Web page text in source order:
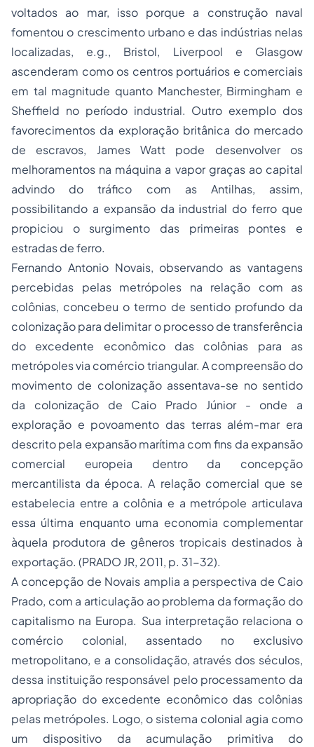
voltados ao mar, isso porque a construção naval
fomentou o crescimento urbano e das indústrias nelas
localizadas, e.g., Bristol, Liverpool e Glasgow
ascenderam como os centros portuários e comerciais
em tal magnitude quanto Manchester, Birmingham e
Sheffield no período industrial. Outro exemplo dos
favorecimentos da exploração britânica do mercado
de escravos, James Watt pode desenvolver os
melhoramentos na máquina a vapor graças ao capital
advindo do tráfico com as Antilhas, assim,
possibilitando a expansão da industrial do ferro que
propiciou o surgimento das primeiras pontes e
estradas de ferro.
Fernando Antonio Novais, observando as vantagens
percebidas pelas metrópoles na relação com as
colônias, concebeu o termo de sentido profundo da
colonização para delimitar o processo de transferência
do excedente econômico das colônias para as
metrópoles via comércio triangular. A compreensão do
movimento de colonização assentava-se no sentido
da colonização de Caio Prado Júnior - onde a
exploração e povoamento das terras além-mar era
descrito pela expansão marítima com fins da expansão
comercial europeia dentro da concepção
mercantilista da época. A relação comercial que se
estabelecia entre a colônia e a metrópole articulava
essa última enquanto uma economia complementar
àquela produtora de gêneros tropicais destinados à
exportação. (PRADO JR, 2011, p. 31-32).
A concepção de Novais amplia a perspectiva de Caio
Prado, com a articulação ao problema da formação do
capitalismo na Europa. Sua interpretação relaciona o
comércio colonial, assentado no exclusivo
metropolitano, e a consolidação, através dos séculos,
dessa instituição responsável pelo processamento da
apropriação do excedente econômico das colônias
pelas metrópoles. Logo, o sistema colonial agia como
um dispositivo da acumulação primitiva do